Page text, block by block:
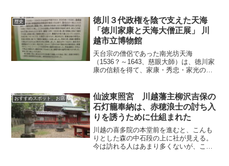
の有力校として評価され、国に接収され
た根津公園の敷地の一部は...
歴史
徳川３代政権を陰で支えた天海
「徳川家康と天海大僧正展」 川
越市立博物館
天台宗の僧侶であった南光坊天海
（1536？～1643、慈眼大師）は、徳川家
康の信頼を得て、家康・秀忠・家光の３
の住職であり、川越とも深い関わりがあ
る。家康と天海に関係す...
おすすめスポット、お店
仙波東照宮 川越藩主柳沢吉保の
石灯籠奉納は、赤穂浪士の討ち入
りを誘うために仕組まれた
川越の喜多院の本堂前を進むと、こんも
りとした森の中石段の上に社が見える。
今は訪れる人はあまり多くないが、ここ